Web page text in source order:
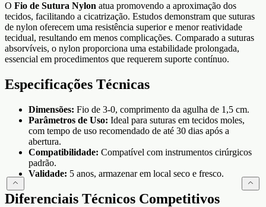
O Fio de Sutura Nylon atua promovendo a aproximação dos
tecidos, facilitando a cicatrização. Estudos demonstram que suturas
de nylon oferecem uma resistência superior e menor reatividade
tecidual, resultando em menos complicações. Comparado a suturas
absorvíveis, o nylon proporciona uma estabilidade prolongada,
essencial em procedimentos que requerem suporte contínuo.
Especificações Técnicas
Dimensões: Fio de 3-0, comprimento da agulha de 1,5 cm.
Parâmetros de Uso: Ideal para suturas em tecidos moles,
com tempo de uso recomendado de até 30 dias após a
abertura.
Compatibilidade: Compatível com instrumentos cirúrgicos
padrão.
Validade: 5 anos, armazenar em local seco e fresco.
Diferenciais Técnicos Competitivos